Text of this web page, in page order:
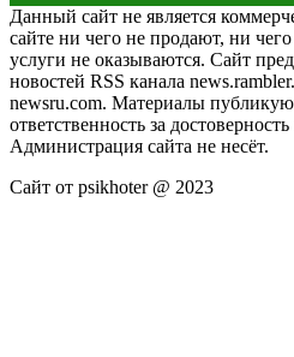
Данный сайт не является
сайте ни чего не продают, ни
услуги не оказываются. Сайт
новостей RSS канала
newsru.com. Материалы
ответственность за
Администрация сайта не несёт.
Сайт от psikhoter @ 2023